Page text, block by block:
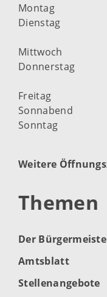
Montag
Dienstag
Mittwoch
Donnerstag
Freitag
Sonnabend
Sonntag
Weitere
Themen
Der
Amtsblatt
Stellenangebote